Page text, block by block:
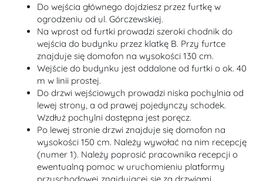
Do wejścia głównego dojdziesz przez furtkę w
ogrodzeniu od ul. Górczewskiej.
Na wprost od furtki prowadzi szeroki chodnik do
wejścia do budynku przez klatkę B. Przy furtce
znajduje się domofon na wysokości 130 cm.
Wejście do budynku jest oddalone od furtki o ok. 40
m w linii prostej.
Do drzwi wejściowych prowadzi niska pochylnia od
lewej strony, a od prawej pojedynczy schodek.
Wzdłuż pochylni dostępna jest poręcz.
Po lewej stronie drzwi znajduje się domofon na
wysokości 150 cm. Należy wywołać na nim recepcję
(numer 1). Należy poprosić pracownika recepcji o
ewentualną pomoc w uruchomieniu platformy
przyschodowej znajdującej się za drzwiami